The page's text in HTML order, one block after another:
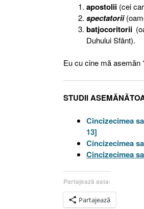
apostolii (cei
spectatorii
batjocoritorii
Duhului Sfânt).
Eu cu cine mă asemăn
STUDII
Cincizecimea
13]
Cincizecimea
Cincizecimea
Partajează asta:
Partajează